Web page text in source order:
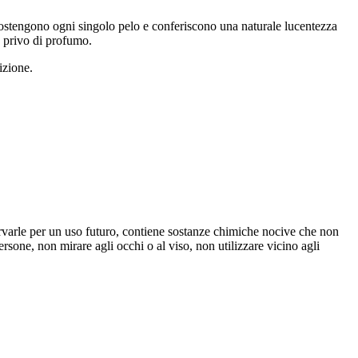
ogni singolo pelo e conferiscono una naturale lucentezza
privo di profumo.
per un uso futuro, contiene sostanze chimiche nocive che non
non mirare agli occhi o al viso, non utilizzare vicino agli